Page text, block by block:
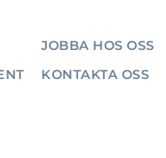
JOBBA HOS OSS
KONTAKTA OSS